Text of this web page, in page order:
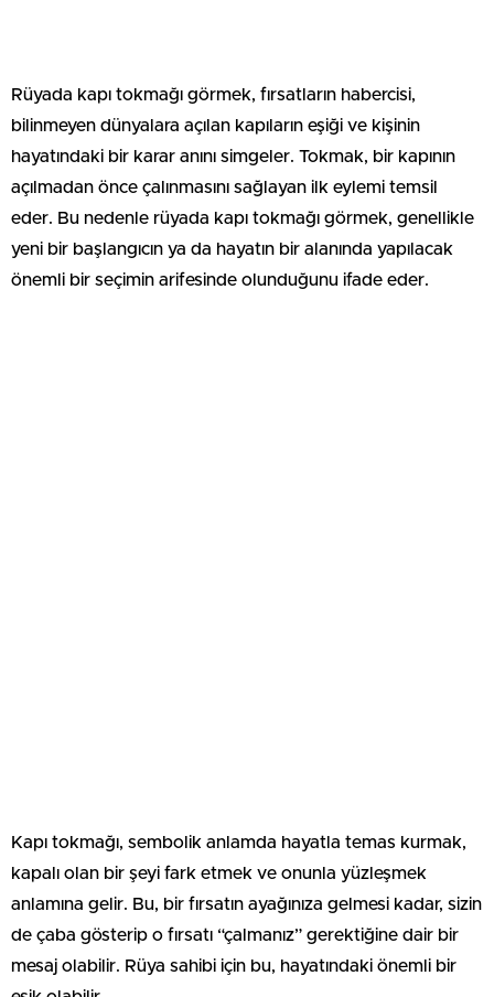
Rüyada kapı tokmağı görmek, fırsatların habercisi,
bilinmeyen dünyalara açılan kapıların eşiği ve kişinin
hayatındaki bir karar anını simgeler. Tokmak, bir kapının
açılmadan önce çalınmasını sağlayan ilk eylemi temsil
eder. Bu nedenle rüyada kapı tokmağı görmek, genellikle
yeni bir başlangıcın ya da hayatın bir alanında yapılacak
önemli bir seçimin arifesinde olunduğunu ifade eder.
Kapı tokmağı, sembolik anlamda hayatla temas kurmak,
kapalı olan bir şeyi fark etmek ve onunla yüzleşmek
anlamına gelir. Bu, bir fırsatın ayağınıza gelmesi kadar, sizin
de çaba gösterip o fırsatı “çalmanız” gerektiğine dair bir
mesaj olabilir. Rüya sahibi için bu, hayatındaki önemli bir